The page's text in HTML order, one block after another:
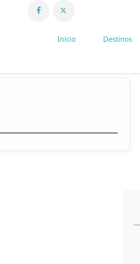
Inicio Destinos